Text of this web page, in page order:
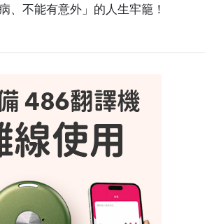
、不能有意外」的人生牢籠！